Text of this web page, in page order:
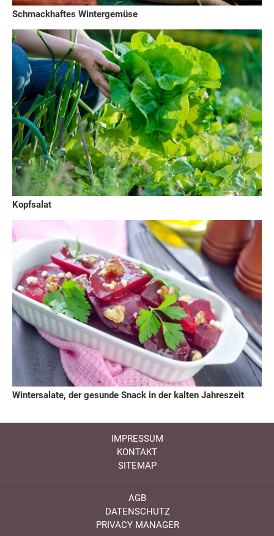
Schmackhaftes Wintergemüse
Kopfsalat
Wintersalate, der gesunde Snack in der kalten Jahreszeit
IMPRESSUM
KONTAKT
SITEMAP
AGB
DATENSCHUTZ
PRIVACY MANAGER